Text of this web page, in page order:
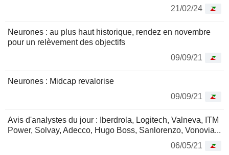
21/02/24
Neurones : au plus haut historique, rendez en novembre
pour un relèvement des objectifs
09/09/21
Neurones : Midcap revalorise
09/09/21
Avis d'analystes du jour : Iberdrola, Logitech, Valneva, ITM
Power, Solvay, Adecco, Hugo Boss, Sanlorenzo, Vonovia...
06/05/21